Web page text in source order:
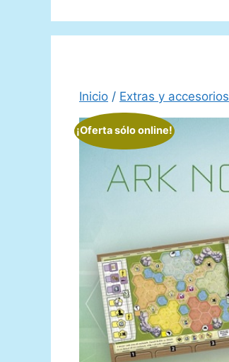
Inicio / Extras y accesorios
¡Oferta sólo online!